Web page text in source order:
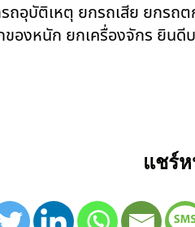
ถอุบัติเหตุ ยกรถเสีย ยกร
งหนัก ยกเครื่องจักร ยินดี
แชร์